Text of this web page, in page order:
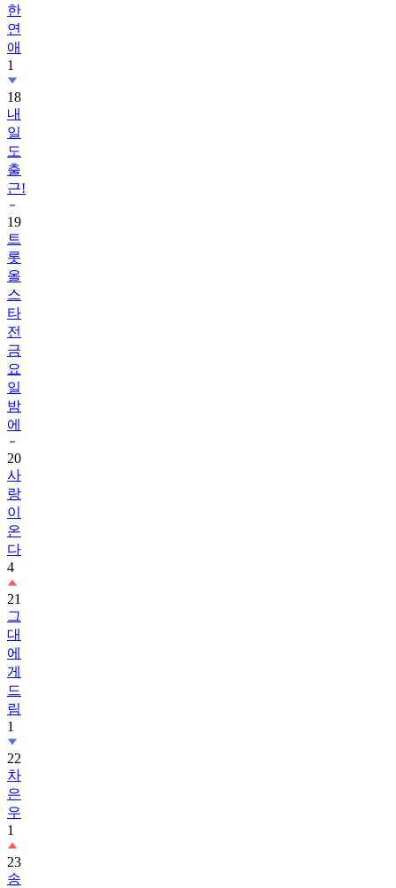
한
연
애
1
18
내
일
도
출
근!
19
트
롯
올
스
타
전
금
요
일
밤
에
20
사
랑
이
온
다
4
21
그
대
에
게
드
림
1
22
차
은
우
1
23
송